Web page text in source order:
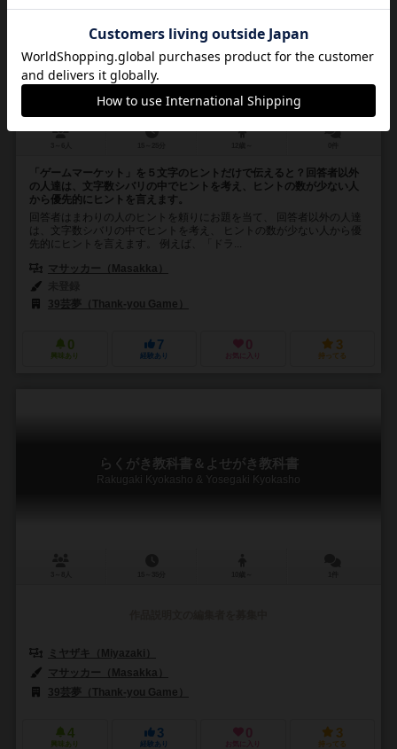
ベストヒントワード
Best Hint Word
「ゲームマーケット」を５文字のヒントだけで伝えると？回答者以外
の人達は、文字数シバリの中でヒントを考え、ヒントの数が少ない人
から優先的にヒントを言えます。
回答者はまわりの人のヒントを頼りにお題を当て、 回答者以外の人達
は、文字数シバリの中でヒントを考え、 ヒントの数が少ない人から優
先的にヒントを言えます。 例えば、「ドラ...
マサッカー（Masakka）
39芸夢（Thank-you Game）
0
興味あり
7
経験あり
0
お気に入り
3
持ってる
らくがき教科書＆よせがき教科書
Rakugaki Kyokasho & Yosegaki Kyokasho
ミヤザキ（Miyazaki）
マサッカー（Masakka）
39芸夢（Thank-you Game）
4
興味あり
3
経験あり
0
お気に入り
3
持ってる